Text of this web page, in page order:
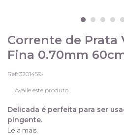
Corrente de Prata
Fina 0.70mm
Ref: 3201459-
Avalie este produto
Delicada é perfeita para ser
pingente.
Leia mais.